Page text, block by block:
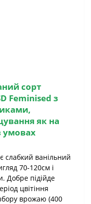
сорт
Feminised з
як на
умовах
слабкий ванільний
70-120см і
Добре підійде
цвітіння
врожаю (400